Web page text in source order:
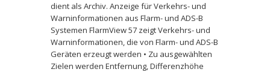
dient als Archiv. Anzeige für Verkehrs- und
Warninformationen aus Flarm- und ADS-B
Systemen FlarmView 57 zeigt Verkehrs- und
Warninformationen, die von Flarm- und ADS-B
Geräten erzeugt werden • Zu ausgewählten
Zielen werden Entfernung, Differenzhöhe